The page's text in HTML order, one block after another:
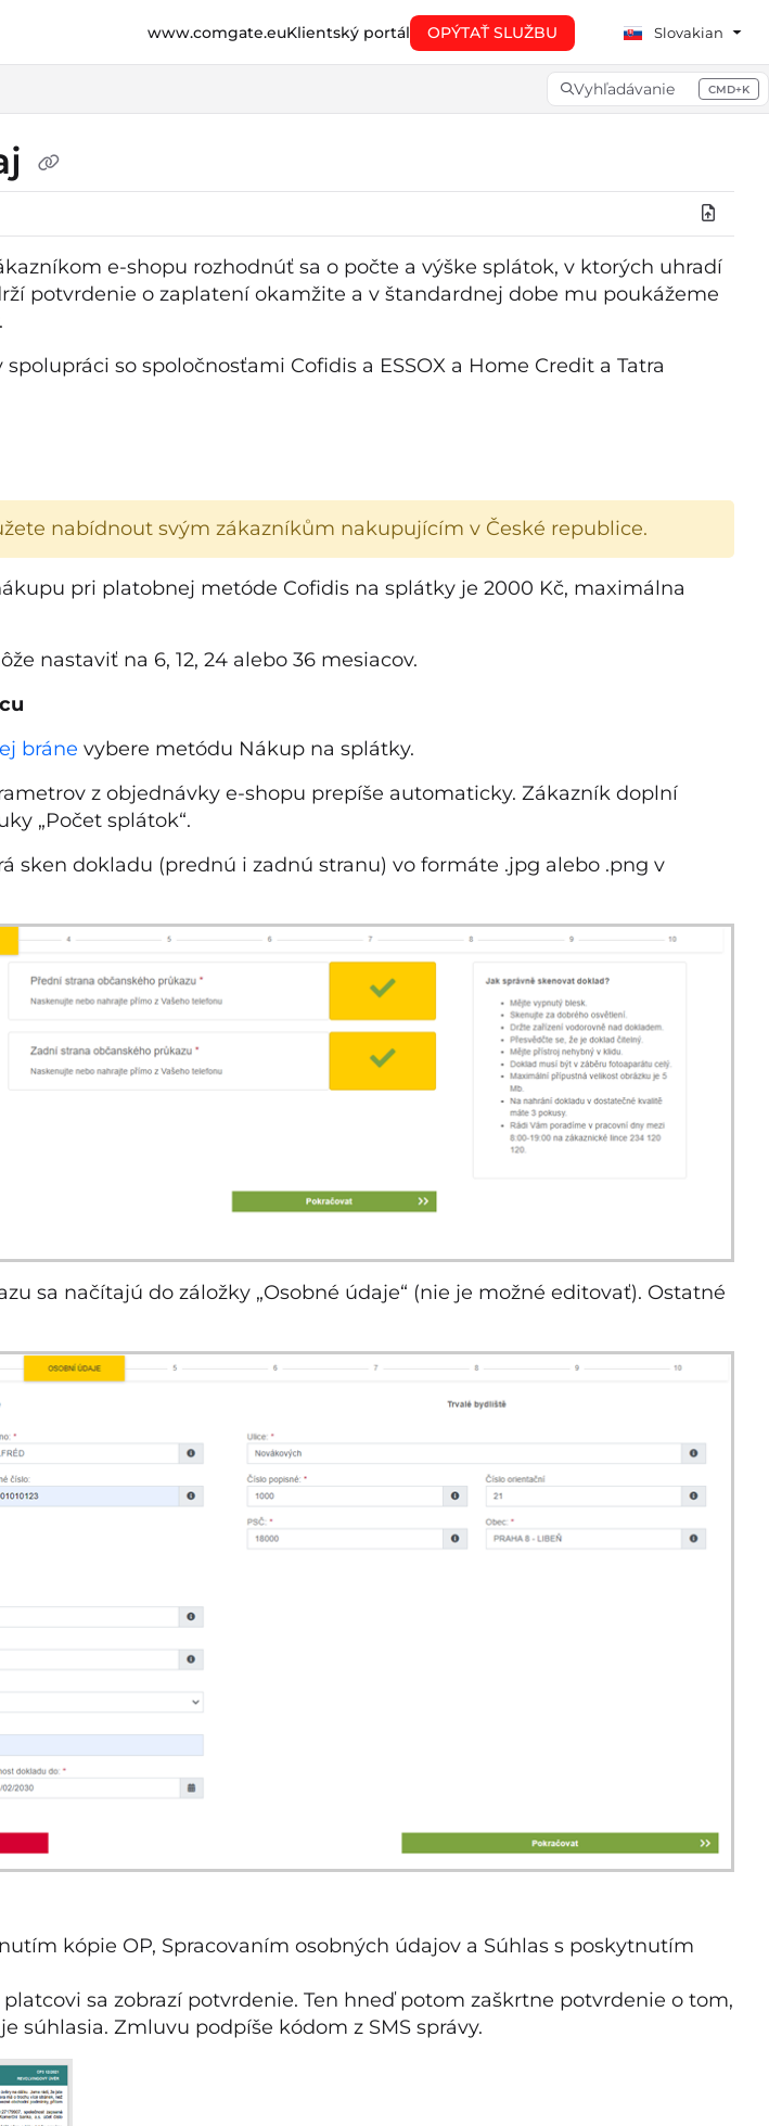
www.comgate.euKlientský portál OPÝTAŤ SLUŽBU Slovakian
Vyhľadávanie CMD+K
Press CMD+K to open
e-shopu rozhodnúť sa o počte a výške splátok, v ktorých uhradí
potvrdenie o zaplatení okamžite a v štandardnej dobe mu poukážeme
so spoločnosťami Cofidis a ESSOX a Home Credit a Tatra
nabídnout svým zákazníkům nakupujícím v České republice.
pri platobnej metóde Cofidis na splátky je 2000 Kč, maximálna
nastaviť na 6, 12, 24 alebo 36 mesiacov.
bráne vybere metódu Nákup na splátky.
z objednávky e-shopu prepíše automaticky. Zákazník doplní
„Počet splátok“.
sken dokladu (prednú i zadnú stranu) vo formáte .jpg alebo .png v
sa načítajú do záložky „Osobné údaje“ (nie je možné editovať). Ostatné
kópie OP, Spracovaním osobných údajov a Súhlas s poskytnutím
sa zobrazí potvrdenie. Ten hneď potom zaškrtne potvrdenie o tom,
súhlasia. Zmluvu podpíše kódom z SMS správy.